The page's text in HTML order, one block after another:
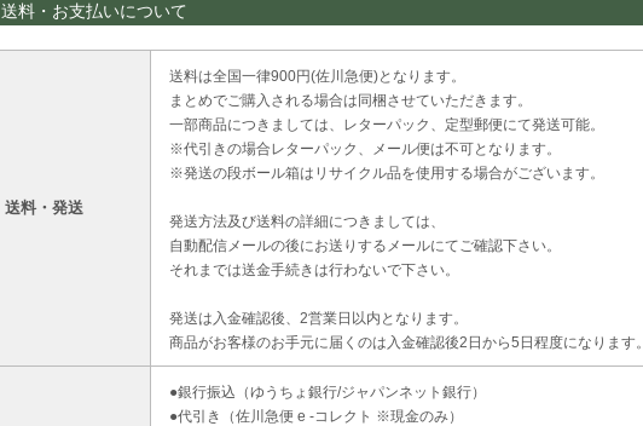
送料・お支払いについて
送料・発送
送料は全国一律900円(佐川急便)となります。
まとめでご購入される場合は同梱させていただきます。
一部商品につきましては、レターパック、定型郵便にて発送可能。
※代引きの場合レターパック、メール便は不可となります。
※発送の段ボール箱はリサイクル品を使用する場合がございます。
発送方法及び送料の詳細につきましては、
自動配信メールの後にお送りするメールにてご確認下さい。
それまでは送金手続きは行わないで下さい。
発送は入金確認後、2営業日以内となります。
商品がお客様のお手元に届くのは入金確認後2日から5日程度になります。
●銀行振込（ゆうちょ銀行/ジャパンネット銀行）
●代引き（佐川急便 e -コレクト ※現金のみ）